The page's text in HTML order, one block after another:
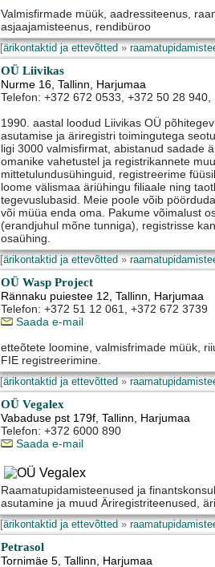
Valmisfirmade müük, aadressiteenus,
asjaajamisteenus, rendibüroo
[ärikontaktid ja ettevõtted»
OÜ Liivikas
Nurme 16,Tallinn, Harjumaa
Telefon: +372 672 0533, +372 50 28 940,
1990. aastal loodud Liivikas OÜ
asutamise ja äriregistri toimingutega
ligi 3000 valmisfirmat, abistanud sadade
omanike vahetustel ja registrikannete
mittetulundusühinguid, registreerime
loome välismaa äriühingu filiaale ning
tegevuslubasid. Meie poole võib
või müüa enda oma. Pakume võimalust
(erandjuhul mõne tunniga), registrisse
osaühing.
[ärikontaktid ja ettevõtted»
OÜ Wasp Project
Rännaku puiestee 12,Tallinn, Harjumaa
Telefon: +372 51 12 061, +372 672 3739
Saada e-mail
etteõtete loomine, valmisfrimade müük,
FIE registreerimine.
[ärikontaktid ja ettevõtted»
OÜ Vegalex
Vabaduse pst 179f,Tallinn, Harjumaa
Telefon: +372 6000 890
Saada e-mail
Raamatupidamisteenused ja
asutamine ja muud Äriregistriteenused,
[ärikontaktid ja ettevõtted»
Petrasol
Tornimäe 5,Tallinn, Harjumaa